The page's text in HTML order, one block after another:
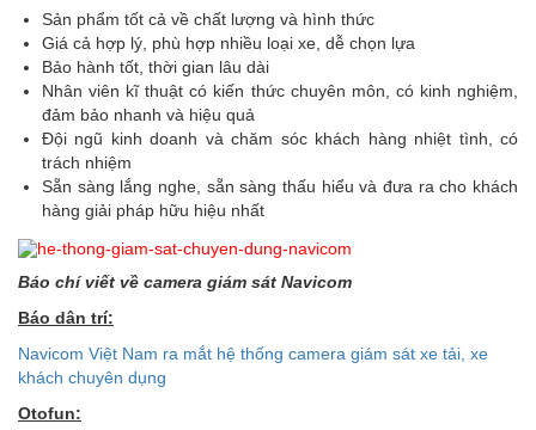
Sản phẩm tốt cả về chất lượng và hình thức
Giá cả hợp lý, phù hợp nhiều loại xe, dễ chọn lựa
Bảo hành tốt, thời gian lâu dài
Nhân viên kĩ thuật có kiến thức chuyên môn, có kinh nghiệm,
đảm bảo nhanh và hiệu quả
Đội ngũ kinh doanh và chăm sóc khách hàng nhiệt tình, có
trách nhiệm
Sẵn sàng lắng nghe, sẵn sàng thấu hiểu và đưa ra cho khách
hàng giải pháp hữu hiệu nhất
Báo chí viết về camera giám sát Navicom
Báo dân trí:
Navicom Việt Nam ra mắt hệ thống camera giám sát xe tải, xe
khách chuyên dụng
Otofun: